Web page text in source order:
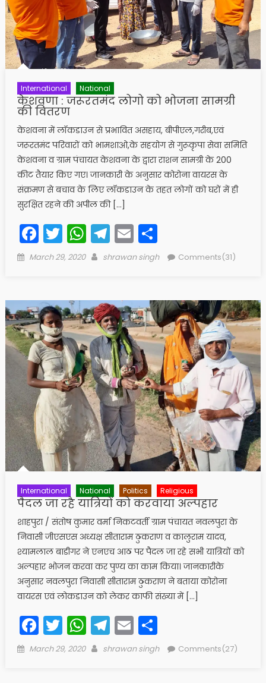
International National
केशवणा : जरूरतमंद लोगो को भोजना सामग्री
की वितरण
केशवना में लॉकडाउन से प्रभावित असहाय, बीपीएल,गरीब,एवं
जरूरतमंद परिवारों को भामशाओ,के सहयोग से गुरूकृपा सेवा समिति
केशवना व ग्राम पंचायत केशवना के द्वारा राशन सामग्री के 200
कीट तैयार किए गए। जानकारी के अनुसार कोरोना वायरस के
संक्रमण से बचाव के लिए लॉकडाउन के तहत लोगों को घरों में ही
सुरक्षित रहने की अपील की […]
Facebook
Twitter
WhatsApp
Telegram
EmailShare
Posted
March 29, 2020 Author
shrawan singh Comments(31)
International National Politics Religious
पैदल जा रहै यात्रियों को करवाया अल्पहार
शाहपुरा / संतोष कुमार वर्मा निकटवर्ती ग्राम पंचायत नवलपुरा के
निवासी जीएसएस अध्यक्ष सीताराम ठुकराण व कालुराम यादव,
श्यामलाल बाडीगर ने एनएच आठ पर पैदल जा रहे सभी यात्रियों को
अल्पहार भोजन करवा कर पुण्य का काम किया। जानकारीके
अनुसार नवलपुरा निवासी सीताराम ठुकराण ने बताया कोरोना
वायरस एवं लोकडाउन को लेकर काफी संख्या में […]
Facebook
Twitter
WhatsApp
Telegram
EmailShare
Posted
March 29, 2020 Author
shrawan singh Comments(27)